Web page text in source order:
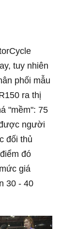
tuy nhiên
phối mẫu
ra thị
"mềm": 75
người
đối thủ
đó
giá
30 - 40